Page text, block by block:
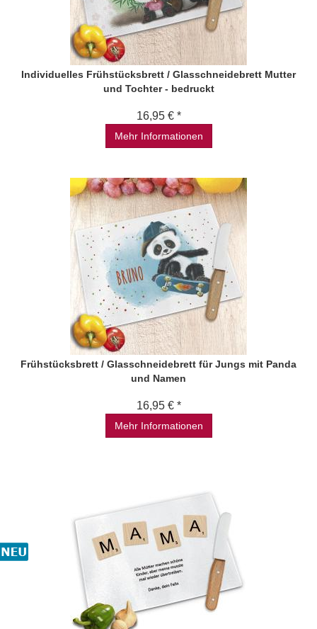
Individuelles Frühstücksbrett / Glasschneidebrett Mutter
und Tochter - bedruckt
16,95 € *
Mehr Informationen
Frühstücksbrett / Glasschneidebrett für Jungs mit Panda
und Namen
16,95 € *
Mehr Informationen